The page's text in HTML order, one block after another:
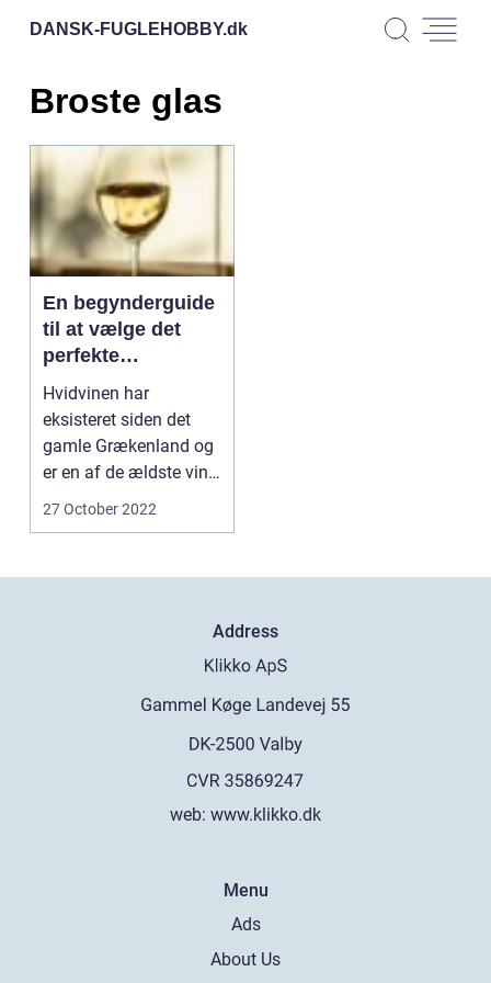
DANSK-FUGLEHOBBY.dk
Broste glas
En begynderguide
til at vælge det
perfekte
hvidvinsglas
Hvidvinen har
eksisteret siden det
gamle Grækenland og
er en af de ældste vine
i verden....
27 October 2022
Address
web: www.klikko.dk
Menu
Ads
About Us